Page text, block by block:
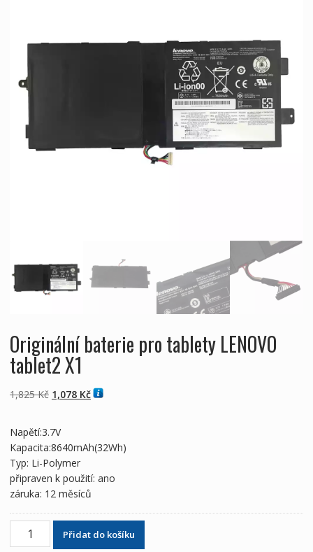
Originální baterie pro tablety LENOVO
tablet2 X1
1,825Kč Původní
1,825 Kč
1,078 KčAktuální
Napětí:3.7V
Kapacita:8640mAh(32Wh)
Typ: Li-Polymer
připraven k použití: ano
záruka: 12 měsíců
Originální
baterie
Přidat do košíku